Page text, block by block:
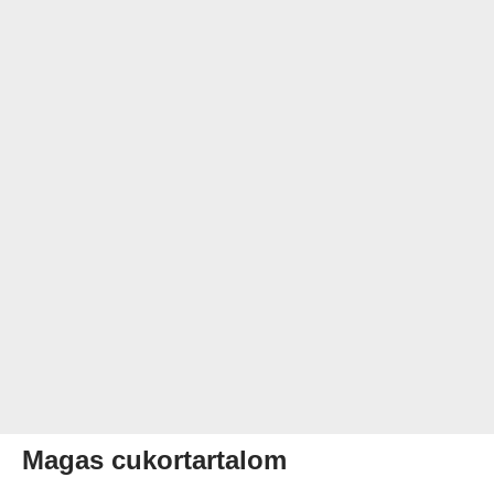
Magas cukortartalom